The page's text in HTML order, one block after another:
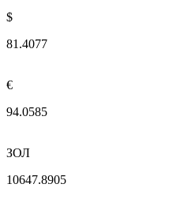
$
81.4077
€
94.0585
ЗОЛ
10647.8905